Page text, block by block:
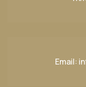
Email: